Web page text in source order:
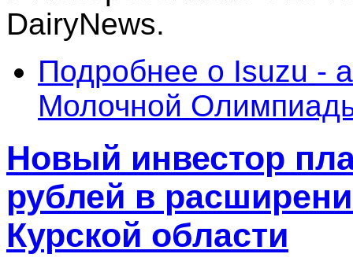
DairyNews.
Подробнее о Isuzu -
Молочной
Новый инвестор
рублей в
Курской области